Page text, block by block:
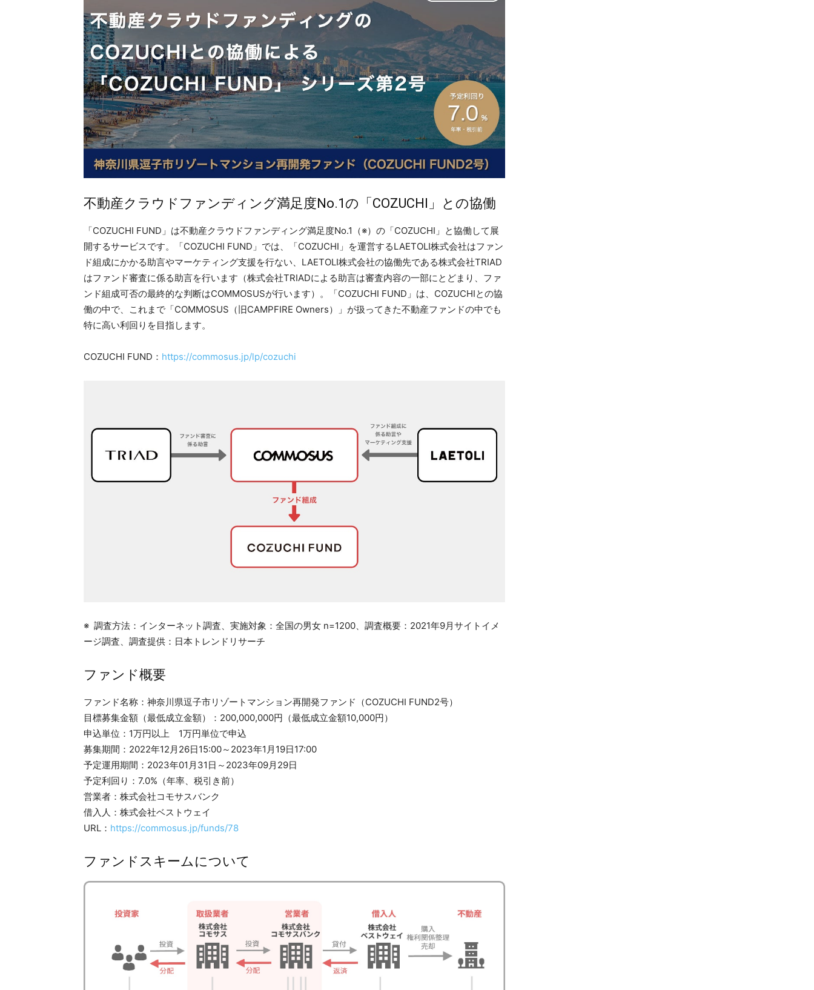
不動産クラウドファンディング満足度No.1の「COZUCHI」との協働
「COZUCHI FUND」は不動産クラウドファンディング満足度No.1（※）の「COZUCHI」と協働して展
開するサービスです。「COZUCHI FUND」では、「COZUCHI」を運営するLAETOLI株式会社はファン
ド組成にかかる助言やマーケティング支援を行ない、LAETOLI株式会社の協働先である株式会社TRIAD
はファンド審査に係る助言を行います（株式会社TRIADによる助言は審査内容の一部にとどまり、ファ
ンド組成可否の最終的な判断はCOMMOSUSが行います）。「COZUCHI FUND」は、COZUCHIとの協
働の中で、これまで「COMMOSUS（旧CAMPFIRE Owners）」が扱ってきた不動産ファンドの中でも
特に高い利回りを目指します。
COZUCHI FUND： https://commosus.jp/lp/cozuchi
※ 調査方法：インターネット調査、実施対象：全国の男女 n=1200、調査概要：2021年9月サイトイメ
ージ調査、調査提供：日本トレンドリサーチ
ファンド概要
ファンド名称：神奈川県逗子市リゾートマンション再開発ファンド（COZUCHI FUND2号）
目標募集金額（最低成立金額）：200,000,000円（最低成立金額10,000円）
申込単位：1万円以上 1万円単位で申込
募集期間：2022年12月26日15:00～2023年1月19日17:00
予定運用期間：2023年01月31日～2023年09月29日
予定利回り：7.0%（年率、税引き前）
営業者：株式会社コモサスバンク
借入人：株式会社ベストウェイ
URL： https://commosus.jp/funds/78
ファンドスキームについて